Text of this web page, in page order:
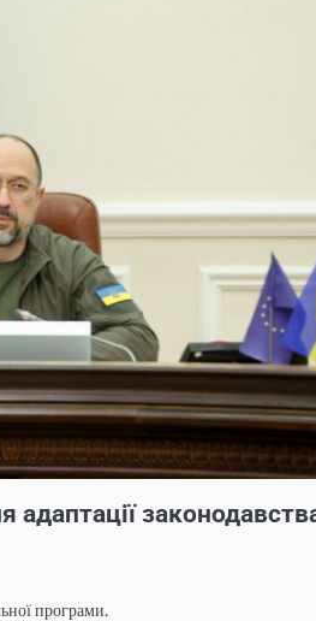
адаптації
програми.